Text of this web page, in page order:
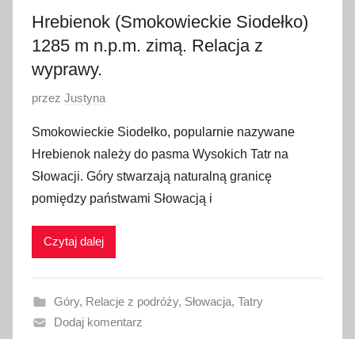
Hrebienok (Smokowieckie Siodełko)
1285 m n.p.m. zimą. Relacja z
wyprawy.
O
u
b
l
i
w
n
o
przez Justyna
Smokowieckie Siodełko, popularnie nazywane
Hrebienok należy do pasma Wysokich Tatr na
Słowacji. Góry stwarzają naturalną granicę
pomiędzy państwami Słowacją i
Czytaj dalej
Góry, Relacje z podróży, Słowacja, Tatry
Dodaj komentarz